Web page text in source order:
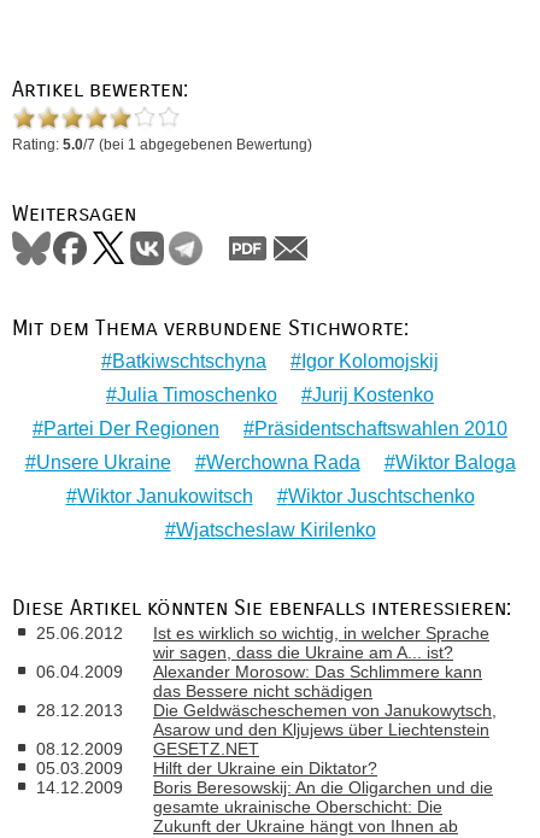
Artikel bewerten:
Rating: 5.0/7 (bei 1 abgegebenen Bewertung)
Weitersagen
Mit dem Thema verbundene Stichworte:
Batkiwschtschyna
Igor Kolomojskij
Julia Timoschenko
Jurij Kostenko
Partei Der Regionen
Präsidentschaftswahlen 2010
Unsere Ukraine
Werchowna Rada
Wiktor Baloga
Wiktor Janukowitsch
Wiktor Juschtschenko
Wjatscheslaw Kirilenko
Diese Artikel könnten Sie ebenfalls interessieren:
25.06.2012
Ist es wirklich so wichtig, in welcher Sprache
wir sagen, dass die Ukraine am A... ist?
06.04.2009
Alexander Morosow: Das Schlimmere kann
das Bessere nicht schädigen
28.12.2013
Die Geldwäscheschemen von Janukowytsch,
Asarow und den Kljujews über Liechtenstein
08.12.2009
GESETZ.NET
05.03.2009
Hilft der Ukraine ein Diktator?
14.12.2009
Boris Beresowskij: An die Oligarchen und die
gesamte ukrainische Oberschicht: Die
Zukunft der Ukraine hängt von Ihnen ab